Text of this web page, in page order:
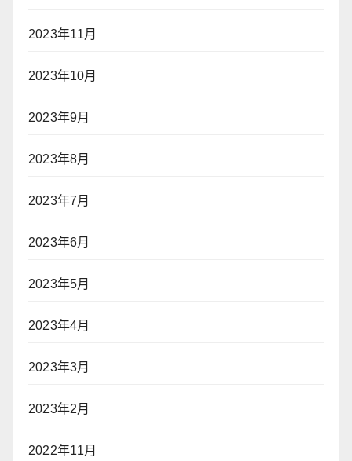
2023年11月
2023年10月
2023年9月
2023年8月
2023年7月
2023年6月
2023年5月
2023年4月
2023年3月
2023年2月
2022年11月